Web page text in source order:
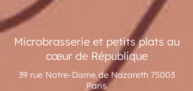
Microbrasserie et petits plats au
cœur de République
39 rue Notre-Dame de Nazareth 75003
Paris